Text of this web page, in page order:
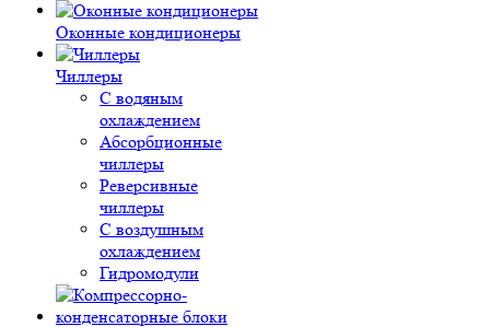
Оконные кондиционеры
Чиллеры
С водяным
охлаждением
Абсорбционные
чиллеры
Реверсивные
чиллеры
С воздушным
охлаждением
Гидромодули